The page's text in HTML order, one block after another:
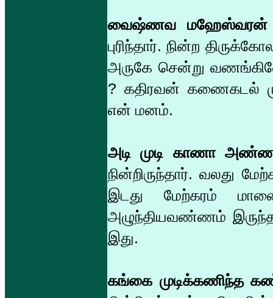
வைஷ்ணவ
புரிந்தார். நின்ற
அருகே சென்று
? கதிரவன் கணைகடல்
என் மனம்.
அடி முடி காணா
நின்றிருந்தார். வலது
இடது மேற்கரம்
அழுந்தியவண்ணம்
இது.
கங்கை முடிக்கணிந்த